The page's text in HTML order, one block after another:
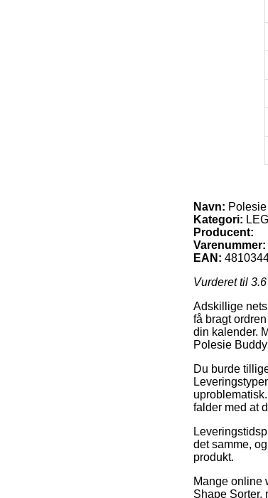
Navn:
Kategori:
Producent:
Varenummer:
EAN:
Vurderet til 3.6
Adskillige
få bragt
din kalender.
Polesie
Du burde
falder med at
det samme,
produkt.
Mange online
Shape Sorter,